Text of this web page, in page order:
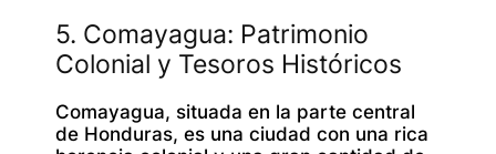
5. Comayagua: Patrimonio
Colonial y Tesoros Históricos
Comayagua, situada en la parte central
de Honduras, es una ciudad con una rica